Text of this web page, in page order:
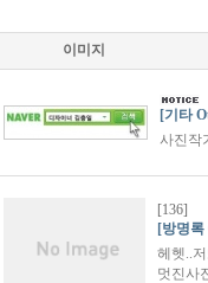
이미지
[기타
사진작
[136]
[방명록
헤헷..
멋진사